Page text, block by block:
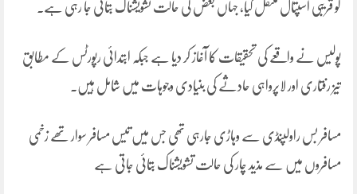
کو قریبی اسپتال منتقل کیا، جہاں بعض کی حالت تشویشناک بتائی جا رہی ہے۔
پولیس نے واقعے کی تحقیقات کا آغاز کر دیا ہے جبکہ ابتدائی رپورٹس کے مطابق
تیز رفتاری اور لاپرواہی حادثے کی بنیادی وجوہات میں شامل ہیں۔
مسافر بس راولپنڈی سے وہاڑی جارہی تھی جس میں تیس مسافر سوار تھے زخمی
مسافروں میں سے مذید چار کی حالت تشویشناک بتائی جاتی ہے